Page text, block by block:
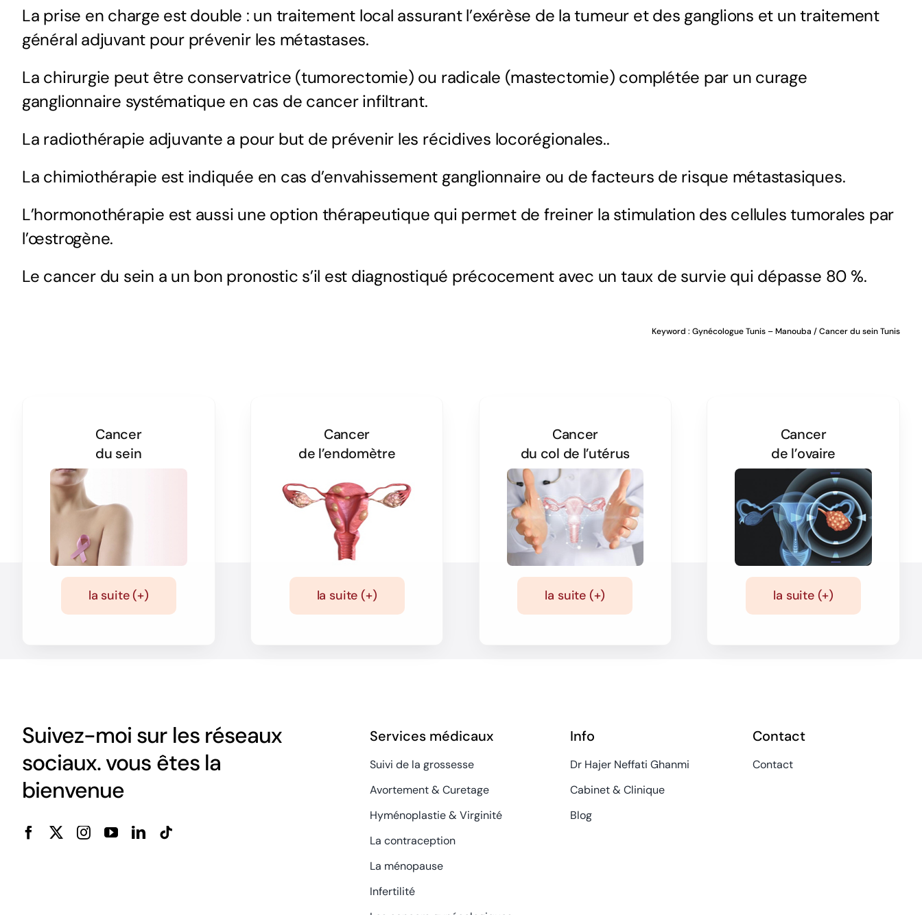
La prise en charge est double : un traitement local assurant l’exérèse de la tumeur et des ganglions et un traitement
général adjuvant pour prévenir les métastases.
La chirurgie peut être conservatrice (tumorectomie) ou radicale (mastectomie) complétée par un curage
ganglionnaire systématique en cas de cancer infiltrant.
La radiothérapie adjuvante a pour but de prévenir les récidives locorégionales..
La chimiothérapie est indiquée en cas d’envahissement ganglionnaire ou de facteurs de risque métastasiques.
L’hormonothérapie est aussi une option thérapeutique qui permet de freiner la stimulation des cellules tumorales par
l’œstrogène.
Le cancer du sein a un bon pronostic s’il est diagnostiqué précocement avec un taux de survie qui dépasse 80 %.
Keyword :Gynécologue Tunis – Manouba / Cancer du sein Tunis
Cancer
du sein
la suite (+)
Cancer
de l’endomètre
la suite (+)
Cancer
du col de l’utérus
la suite (+)
Cancer
de l’ovaire
la suite (+)
Suivez-moi sur les réseaux
sociaux. vous êtes la
bienvenue
Services médicaux
Suivi de la grossesse
Avortement & Curetage
Hyménoplastie & Virginité
La contraception
La ménopause
Infertilité
Info
Dr Hajer Neffati Ghanmi
Cabinet & Clinique
Blog
Contact
Contact